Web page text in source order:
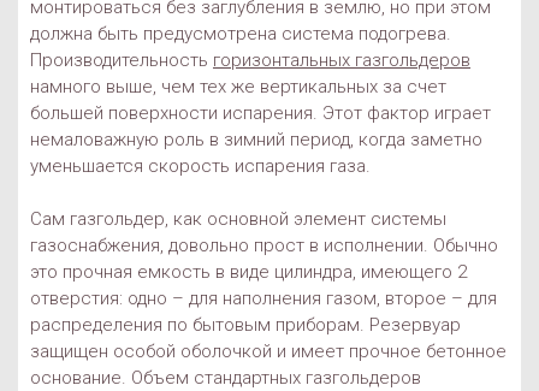
монтироваться без заглубления в землю, но при этом
должна быть предусмотрена система подогрева.
Производительность горизонтальных газгольдеров
намного выше, чем тех же вертикальных за счет
большей поверхности испарения. Этот фактор играет
немаловажную роль в зимний период, когда заметно
уменьшается скорость испарения газа.
Сам газгольдер, как основной элемент системы
газоснабжения, довольно прост в исполнении. Обычно
это прочная емкость в виде цилиндра, имеющего 2
отверстия: одно – для наполнения газом, второе – для
распределения по бытовым приборам. Резервуар
защищен особой оболочкой и имеет прочное бетонное
основание. Объем стандартных газгольдеров